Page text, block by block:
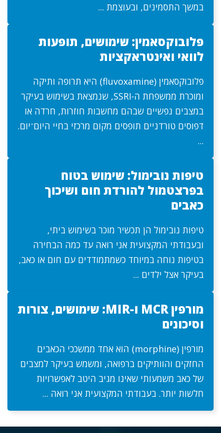
במשך התסמינים, ובעוצמת ...
פלובוקסאמין: שימושים, תופעות
לוואי ואינטראקציות
פלובוקסאמין (fluvoxamine) היא תרופה ותיקה
ומוכרת ממשפחת ה-SSRI, שנמצאת בשימוש בעיקר
במצבים נפשיים שבהם מחשבות חוזרות, חרדה או
דפוסים טורדניים תופסים מקום מרכזי בחיי היום־יום.
...
טיפות נובימול: שימוש בטוח
בפרצטמול להורדת חום ושיכוך
כאבים
טיפות נובימול הן תכשיר מוכר בשימוש ביתי,
ובעבודתי המקצועית אני רואה עד כמה הבחירה
בטיפות נוחה במיוחד כשמתמודדים עם חום או כאב,
בעיקר אצל ילדים ...
מורפין MCR ו-MIR: שימושים, צורות
וסיכונים
מורפין (morphine) הוא אחד ממשככי הכאבים
החזקים והוותיקים ברפואה, ומשמש בעיקר למצבים
של כאב משמעותי שאינו מגיב היטב לאפשרויות
חלשות יותר. בעבודתי המקצועית אני רואה ...